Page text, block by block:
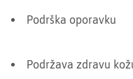
Podrška oporavku
Podržava zdravu